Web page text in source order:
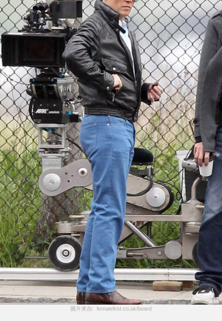
圖片來自:  femalefirst.co.uk/board